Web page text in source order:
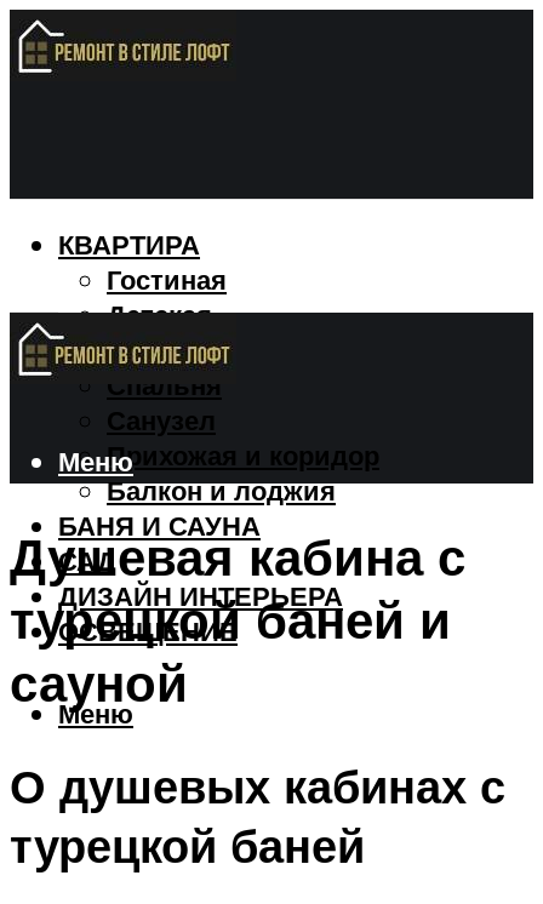
КВАРТИРА
Гостиная
Детская
Кухня
Спальня
Санузел
Прихожая и коридор
Балкон и лоджия
БАНЯ И САУНА
САД
ДИЗАЙН ИНТЕРЬЕРА
ОСВЕЩЕНИЕ
Меню
Меню
Душевая кабина с
турецкой баней и
сауной
О душевых кабинах с
турецкой баней